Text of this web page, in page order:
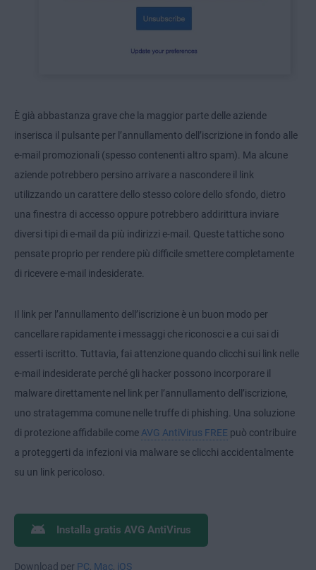
È già abbastanza grave che la maggior parte delle aziende
inserisca il pulsante per l’annullamento dell’iscrizione in fondo alle
e-mail promozionali (spesso contenenti altro spam). Ma alcune
aziende potrebbero persino arrivare a nascondere il link
utilizzando un carattere dello stesso colore dello sfondo, dietro
una finestra di accesso oppure potrebbero addirittura inviare
diversi tipi di e-mail da più indirizzi e-mail. Queste tattiche sono
pensate proprio per rendere più difficile smettere completamente
di ricevere e-mail indesiderate.
Il link per l’annullamento dell’iscrizione è un buon modo per
cancellare rapidamente i messaggi che riconosci e a cui sai di
esserti iscritto. Tuttavia, fai attenzione quando clicchi sui link nelle
e-mail indesiderate perché gli hacker possono incorporare il
malware direttamente nel link per l’annullamento dell’iscrizione,
uno stratagemma comune nelle truffe di phishing. Una soluzione
di protezione affidabile come AVG AntiVirus FREE può contribuire
a proteggerti da infezioni via malware se clicchi accidentalmente
su un link pericoloso.
Installa gratis AVG AntiVirus
Download per PC Mac iOS